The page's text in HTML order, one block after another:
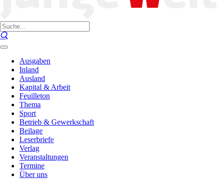
Ausgaben
Inland
Ausland
Kapital & Arbeit
Feuilleton
Thema
Sport
Betrieb & Gewerkschaft
Beilage
Leserbriefe
Verlag
Veranstaltungen
Termine
Über uns